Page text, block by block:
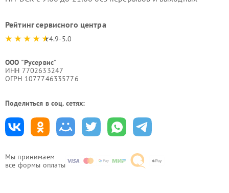
Мы принимаем
все формы оплаты
Рейтинг сервисного центра
4.9-5.0
ООО "Русервис"
ИНН 7702633247
ОГРН 1077746335776
Поделиться в соц. сетях: